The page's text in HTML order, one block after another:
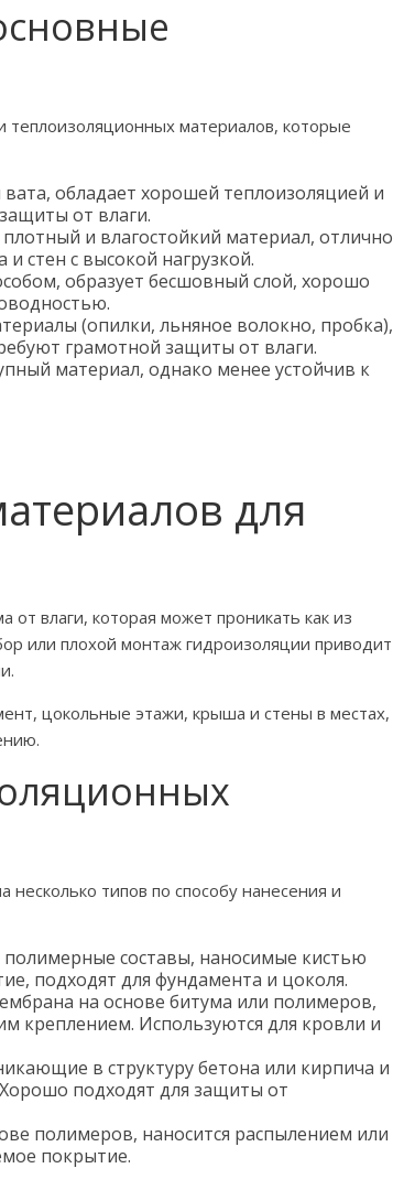
материалов, которые
обладает хорошей теплоизоляцией и
от влаги.
и влагостойкий материал, отлично
стен с высокой нагрузкой.
образует бесшовный слой, хорошо
(опилки, льняное волокно, пробка),
грамотной защиты от влаги.
материал, однако менее устойчив к
для
влаги, которая может проникать как из
или плохой монтаж гидроизоляции приводит
цокольные этажи, крыша и стены в местах,
типов по способу нанесения и
составы, наносимые кистью
подходят для фундамента и цоколя.
на основе битума или полимеров,
креплением. Используются для кровли и
в структуру бетона или кирпича и
подходят для защиты от
полимеров, наносится распылением или
покрытие.